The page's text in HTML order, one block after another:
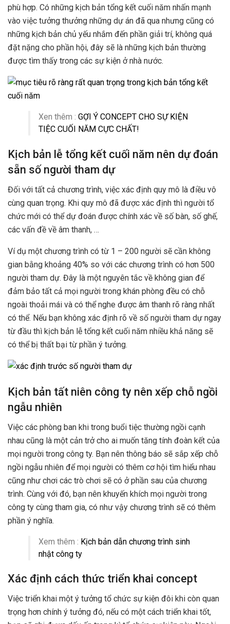
phù hợp. Có những kịch bản tổng kết cuối năm nhấn mạnh
vào việc tưởng thưởng những dự án đã qua nhưng cũng có
những kịch bản chủ yếu nhắm đến phần giải trí, không quá
đặt nặng cho phần hội, đây sẽ là những kịch bản thường
được tìm thấy trong các sự kiện ở nhà nước.
Xen thêm : GỢI Ý CONCEPT CHO SỰ KIỆN
TIỆC CUỐI NĂM CỰC CHẤT!
Kịch bản lễ tổng kết cuối năm nên dự đoán
sẵn số người tham dự
Đối với tất cả chương trình, việc xác định quy mô là điều vô
cùng quan trọng. Khi quy mô đã được xác định thì người tổ
chức mới có thể dự đoán được chính xác về số bàn, số ghế,
các vấn đề về âm thanh, …
Ví dụ một chương trình có từ 1 – 200 người sẽ cần không
gian bằng khoảng 40% so với các chương trình có hơn 500
người tham dự. Đây là một nguyên tắc về không gian để
đảm bảo tất cả mọi người trong khán phòng đều có chỗ
ngoài thoải mái và có thể nghe được âm thanh rõ ràng nhất
có thể. Nếu bạn không xác định rõ về số người tham dự ngay
từ đầu thì kịch bản lễ tổng kết cuối năm nhiều khả năng sẽ
có thể bị thất bại từ phần ý tưởng.
Kịch bản tất niên công ty nên xếp chỗ ngồi
ngẫu nhiên
Việc các phòng ban khi trong buổi tiệc thường ngồi cạnh
nhau cũng là một cản trở cho ai muốn tăng tính đoàn kết của
mọi người trong công ty. Bạn nên thông báo sẽ sắp xếp chỗ
ngồi ngẫu nhiên để mọi người có thêm cơ hội tìm hiểu nhau
cũng như chơi các trò chơi sẽ có ở phần sau của chương
trình. Cùng với đó, bạn nên khuyến khích mọi người trong
công ty cùng tham gia, có như vậy chương trình sẽ có thêm
phần ý nghĩa.
Xem thêm : Kịch bản dẫn chương trình sinh
nhật công ty
Xác định cách thức triển khai concept
Việc triển khai một ý tưởng tổ chức sự kiện đôi khi còn quan
trọng hơn chính ý tưởng đó, nếu có một cách triển khai tốt,